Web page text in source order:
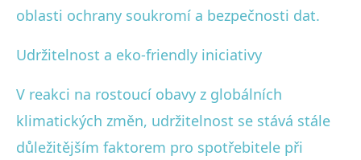
oblasti ochrany soukromí a bezpečnosti dat.
Udržitelnost a eko-friendly iniciativy
V reakci na rostoucí obavy z globálních
klimatických změn, udržitelnost se stává stále
důležitějším faktorem pro spotřebitele při